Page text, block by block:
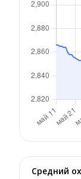
Средний